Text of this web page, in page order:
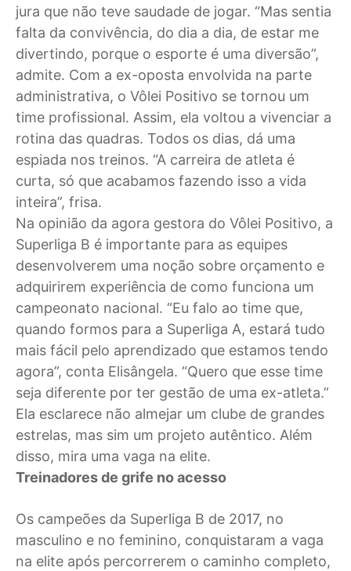
jura que não teve saudade de jogar. “Mas sentia
falta da convivência, do dia a dia, de estar me
divertindo, porque o esporte é uma diversão”,
admite. Com a ex-oposta envolvida na parte
administrativa, o Vôlei Positivo se tornou um
time profissional. Assim, ela voltou a vivenciar a
rotina das quadras. Todos os dias, dá uma
espiada nos treinos. “A carreira de atleta é
curta, só que acabamos fazendo isso a vida
inteira”, frisa.
Na opinião da agora gestora do Vôlei Positivo, a
Superliga B é importante para as equipes
desenvolverem uma noção sobre orçamento e
adquirirem experiência de como funciona um
campeonato nacional. “Eu falo ao time que,
quando formos para a Superliga A, estará tudo
mais fácil pelo aprendizado que estamos tendo
agora”, conta Elisângela. “Quero que esse time
seja diferente por ter gestão de uma ex-atleta.”
Ela esclarece não almejar um clube de grandes
estrelas, mas sim um projeto autêntico. Além
disso, mira uma vaga na elite.
Treinadores de grife no acesso
Os campeões da Superliga B de 2017, no
masculino e no feminino, conquistaram a vaga
na elite após percorrerem o caminho completo,